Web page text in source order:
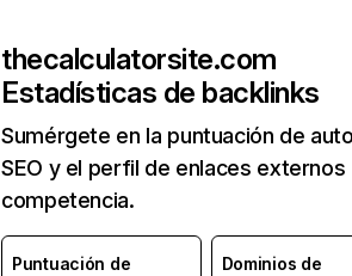
thecalculatorsite.com
Estadísticas de backlinks
Sumérgete en la puntuación de
SEO y el perfil de enlaces externos
competencia.
Puntuación de
Dominios de